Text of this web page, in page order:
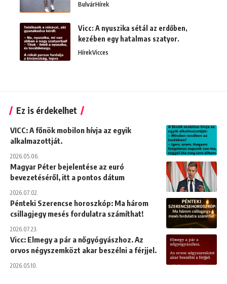
BulvárHírek
Vicc: A nyuszika sétál az erdőben,
kezében egy hatalmas szatyor.
HírekVicces
Ez is érdekelhet
VICC: A főnök mobilon hívja az egyik
alkalmazottját.
2026.05.06.
Magyar Péter bejelentése az euró
bevezetéséről, itt a pontos dátum
2026.07.02.
Pénteki Szerencse horoszkóp: Ma három
csillagjegy mesés fordulatra számíthat!
2026.07.23.
Vicc: Elmegy a pár a nőgyógyászhoz. Az
orvos négyszemközt akar beszélni a férjjel.
2026.05.10.